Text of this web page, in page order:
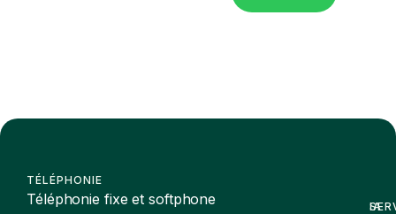
TÉLÉPHONIE
Téléphonie fixe et softphone IA